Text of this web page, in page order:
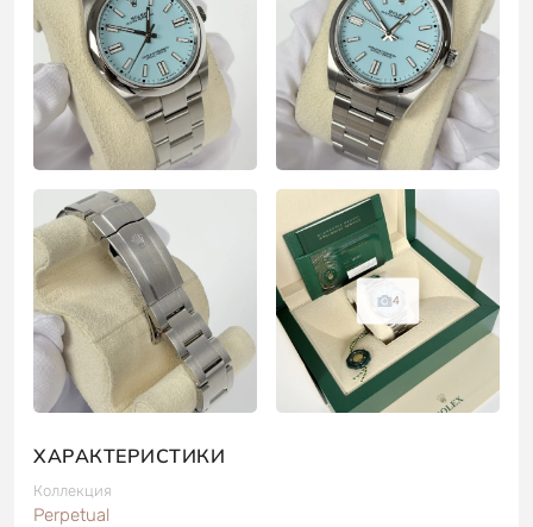
4
ХАРАКТЕРИСТИКИ
Коллекция
Perpetual